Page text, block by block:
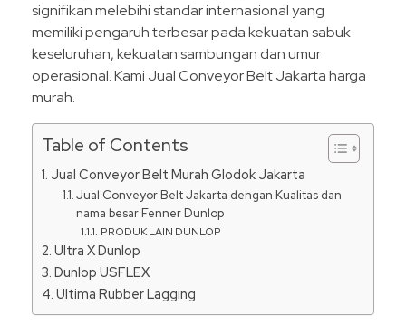
signifikan melebihi standar internasional yang
memiliki pengaruh terbesar pada kekuatan sabuk
keseluruhan, kekuatan sambungan dan umur
operasional. Kami Jual Conveyor Belt Jakarta harga
murah.
Table of Contents
Jual Conveyor Belt Murah Glodok Jakarta
Jual Conveyor Belt Jakarta dengan Kualitas dan
nama besar Fenner Dunlop
PRODUK LAIN DUNLOP
Ultra X Dunlop
Dunlop USFLEX
Ultima Rubber Lagging